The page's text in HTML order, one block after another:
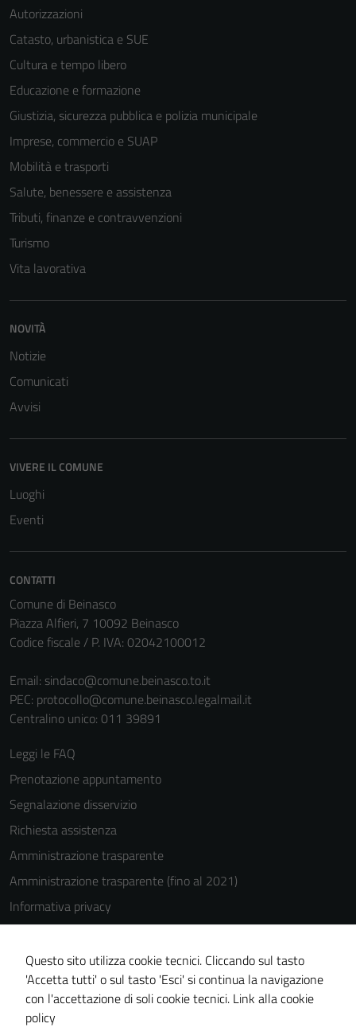
Autorizzazioni
Catasto, urbanistica e SUE
Cultura e tempo libero
Educazione e formazione
Giustizia, sicurezza pubblica e polizia municipale
Imprese, commercio e SUAP
Mobilità e trasporti
Salute, benessere e assistenza
Tributi, finanze e contravvenzioni
Turismo
Vita lavorativa
NOVITÀ
Notizie
Comunicati
Avvisi
VIVERE IL COMUNE
Luoghi
Eventi
CONTATTI
Comune di Beinasco
Piazza Alfieri, 7 10092 Beinasco
Codice fiscale / P. IVA: 02042100012
Email: sindaco@comune.beinasco.to.it
PEC: protocollo@comune.beinasco.legalmail.it
Centralino unico: 011 39891
Leggi le FAQ
Prenotazione appuntamento
Segnalazione disservizio
Richiesta assistenza
Amministrazione trasparente
Amministrazione trasparente (fino al 2021)
Informativa privacy
Cookie Policy
Note legali
Dichiarazione di accessibilità
Piano di miglioramento del sito
Questo sito utilizza cookie tecnici. Cliccando sul tasto
'Accetta tutti' o sul tasto 'Esci' si continua la navigazione
con l'accettazione di soli cookie tecnici. Link alla cookie
policy
per il